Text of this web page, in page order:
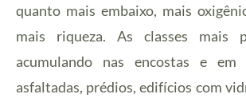
quanto mais embaixo, mais
mais riqueza. As classes mais
acumulando nas encostas e
asfaltadas, prédios, edifícios com